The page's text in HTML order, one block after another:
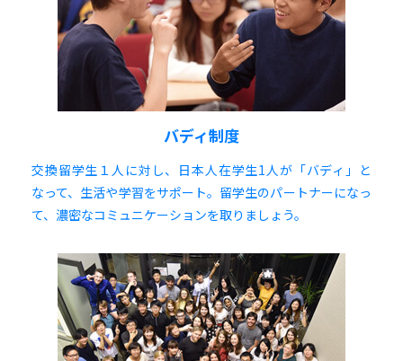
バディ制度
交換留学生１人に対し、日本人在学生1人が「バディ」と
なって、生活や学習をサポート。留学生のパートナーになっ
て、濃密なコミュニケーションを取りましょう。